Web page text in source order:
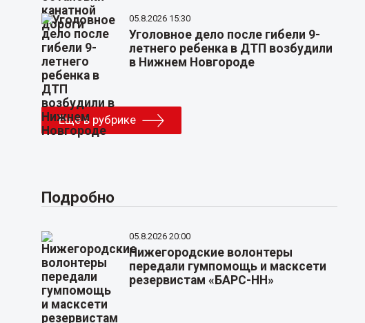
05.8.2026 15:30
Уголовное дело после гибели 9-
летнего ребенка в ДТП возбудили
в Нижнем Новгороде
Еще в рубрике
Подробно
05.8.2026 20:00
Нижегородские волонтеры
передали гумпомощь и масксети
резервистам «БАРС-НН»